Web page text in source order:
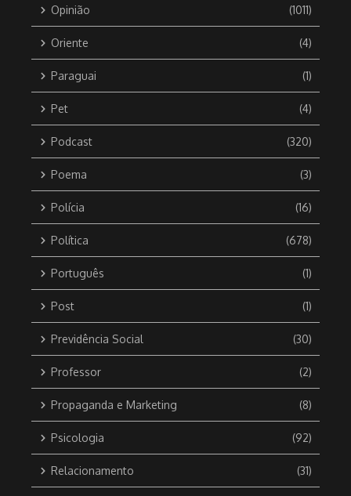
Opinião (1011)
Oriente (4)
Paraguai (1)
Pet (4)
Podcast (320)
Poema (3)
Polícia (16)
Política (678)
Português (1)
Post (1)
Previdência Social (30)
Professor (2)
Propaganda e Marketing (8)
Psicologia (92)
Relacionamento (31)